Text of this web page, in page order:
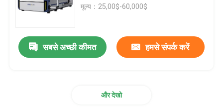
मूल्य：25,00$-60,000$
सबसे अच्छी कीमत हमसे संपर्क करें
और देखो